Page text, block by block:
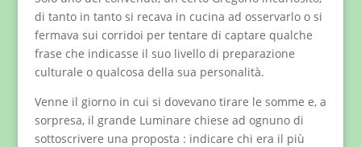
di tanto in tanto si recava in cucina ad osservarlo o si
fermava sui corridoi per tentare di captare qualche
frase che indicasse il suo livello di preparazione
culturale o qualcosa della sua personalità.
Venne il giorno in cui si dovevano tirare le somme e, a
sorpresa, il grande Luminare chiese ad ognuno di
sottoscrivere una proposta : indicare chi era il più